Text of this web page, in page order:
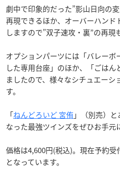
劇中で印象的だった”影山日向の
再現できるほか、オーバーハンド
しますので”双子速攻・裏”の再現
オプションパーツには「バレー
した専用台座」のほか、「ごは
ましたので、様々なシチュエーシ
す。
「ねんどろいど 宮侑」（別売）
なった最強ツインズをぜひお手元
価格は4,600円(税込)。現在予約受
となっています。